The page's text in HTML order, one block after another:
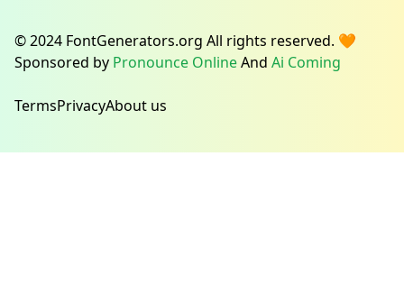
© 2024 FontGenerators.org All rights reserved. 🧡
Sponsored by Pronounce OnlineAnd Ai Coming
TermsPrivacyAbout us